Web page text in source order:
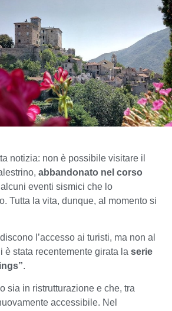
notizia: non è possibile visitare il
abbandonato nel corso
eventi sismici che lo
Tutta la vita, dunque, al momento si
l’accesso ai turisti, ma non al
è stata recentemente girata la serie
.
sia in ristrutturazione e che, tra
accessibile. Nel